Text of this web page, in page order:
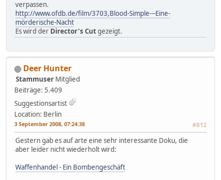
verpassen.
http://www.ofdb.de/film/3703,Blood-Simple---Eine-
mörderische-Nacht
Es wird der Director's Cutgezeigt.
Deer Hunter
Stammuser Mitglied
Beiträge: 5.409
Suggestionsartist
Location: Berlin
3 September 2008, 07:24:38 #812
Gestern gab es auf arte eine sehr interessante Doku, die
aber leider nicht wiederholt wird:
Waffenhandel - Ein Bombengeschäft